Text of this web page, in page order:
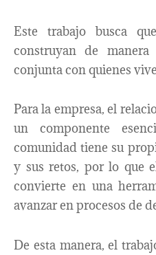
Este trabajo busca
construyan de
conjunta con quienes
Para la empresa, el
un componente
comunidad tiene su
y sus retos, por lo que
convierte en una
avanzar en procesos de
De esta manera, el